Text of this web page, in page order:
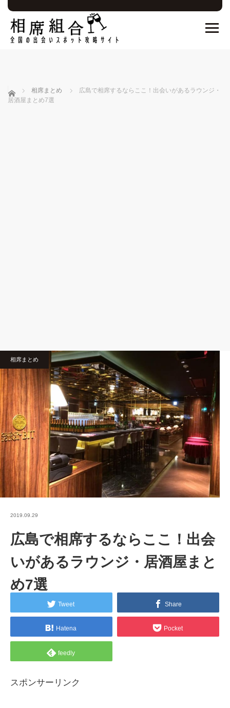
ホーム 相席まとめ
広島で相席するならここ！出会いがあるラウンジ・
居酒屋まとめ7選
相席まとめ
2019.09.29
広島で相席するならここ！出会
いがあるラウンジ・居酒屋まと
め7選
Tweet Share
Hatena Pocket
feedly
スポンサーリンク